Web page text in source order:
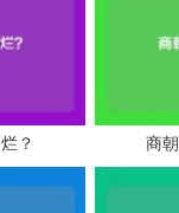
？ 商